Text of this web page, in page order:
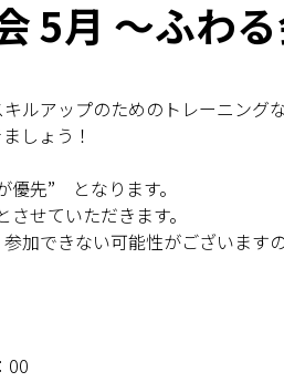
5月 ～ふわ
ルアップのためのトレーニング
しょう！
先” となります。
せていただきます。
加できない可能性がございます
00